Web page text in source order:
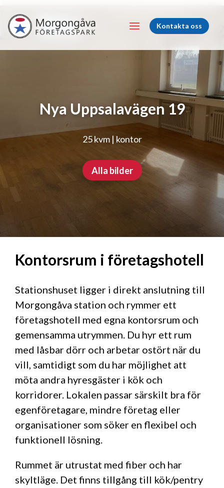
Kontakta oss
Nya Uppsalavägen 19
25 kvm | kontor
Alla bilder
Kontorsrum i företagshotell
Stationshuset ligger i direkt anslutning till
Morgongåva station och rymmer ett
företagshotell med egna kontorsrum och
gemensamma utrymmen. Du hyr ett rum
med låsbar dörr och arbetar ostört när du
vill, samtidigt som du har möjlighet att
möta andra hyresgäster i kök och
korridorer. Lokalen passar särskilt bra för
egenföretagare, mindre företag eller
organisationer som söker en flexibel och
funktionell lösning.
Rummet är utrustat med fiber och har
skyltläge. Det finns tillgång till kök/pentry